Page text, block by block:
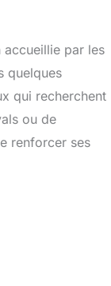
par les
quelques
qui recherchent
ou de
renforcer ses